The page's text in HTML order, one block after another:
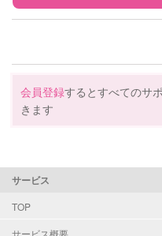
サポートの特徴
資格
学校/塾の補習・宿題
会員登録するとすべてのサ
きます
サービス
TOP
サービス概要